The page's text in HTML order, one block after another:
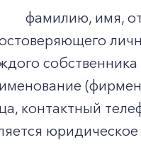
фамилию, имя,
контактный